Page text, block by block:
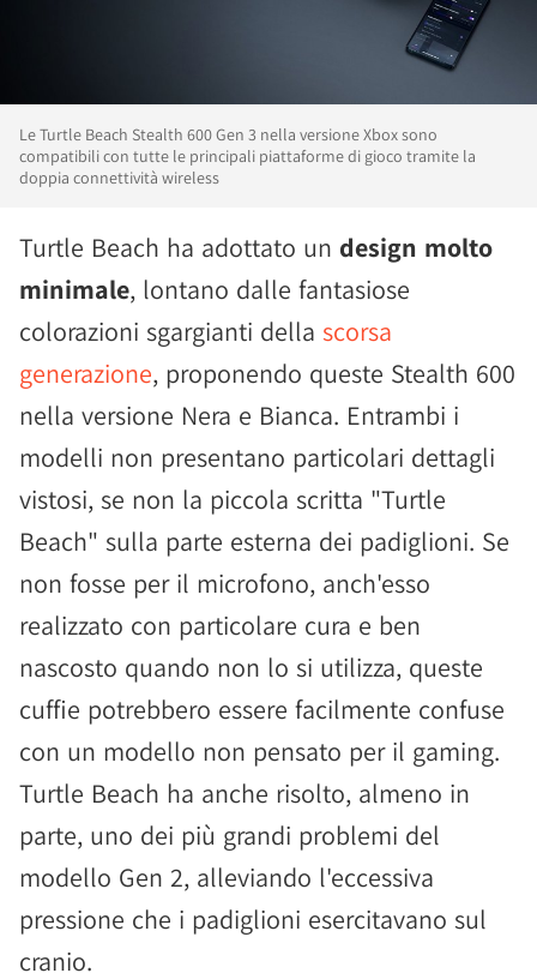
Le Turtle Beach Stealth 600 Gen 3 nella versione Xbox sono
compatibili con tutte le principali piattaforme di gioco tramite la
doppia connettività wireless
Turtle Beach ha adottato un design molto
minimale, lontano dalle fantasiose
colorazioni sgargianti della scorsa
generazione, proponendo queste Stealth 600
nella versione Nera e Bianca. Entrambi i
modelli non presentano particolari dettagli
vistosi, se non la piccola scritta "Turtle
Beach" sulla parte esterna dei padiglioni. Se
non fosse per il microfono, anch'esso
realizzato con particolare cura e ben
nascosto quando non lo si utilizza, queste
cuffie potrebbero essere facilmente confuse
con un modello non pensato per il gaming.
Turtle Beach ha anche risolto, almeno in
parte, uno dei più grandi problemi del
modello Gen 2, alleviando l'eccessiva
pressione che i padiglioni esercitavano sul
cranio.